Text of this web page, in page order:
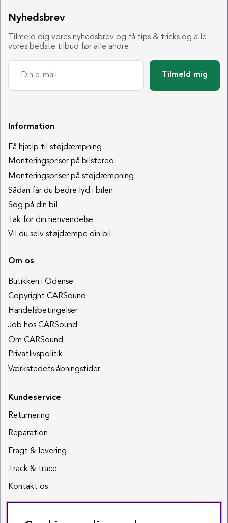
Nyhedsbrev
Tilmeld dig vores nyhedsbrev og få tips & tricks og alle
vores bedste tilbud før alle andre.
Tilmeld mig
Information
Få hjælp til støjdæmpning
Monteringspriser på bilstereo
Monteringspriser på støjdæmpning
Sådan får du bedre lyd i bilen
Søg på din bil
Tak for din henvendelse
Vil du selv støjdæmpe din bil
Om os
Butikken i Odense
Copyright CARSound
Handelsbetingelser
Job hos CARSound
Om CARSound
Privatlivspolitik
Værkstedets åbningstider
Kundeservice
Returnering
Reparation
Fragt & levering
Track & trace
Kontakt os
Sociale medier